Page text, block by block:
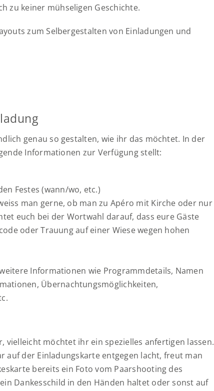
zu keiner mühseligen Geschichte.
zum Selbergestalten von Einladungen und
genau so gestalten, wie ihr das möchtet. In der
Informationen zur Verfügung stellt:
Festes (wann/wo, etc.)
man gerne, ob man zu Apéro mit Kirche oder nur
euch bei der Wortwahl darauf, dass eure Gäste
oder Trauung auf einer Wiese wegen hohen
Informationen wie Programmdetails, Namen
Übernachtungsmöglichkeiten,
vielleicht möchtet ihr ein spezielles anfertigen lassen.
auf der Einladungskarte entgegen lacht, freut man
bereits ein Foto vom Paarshooting des
Dankesschild in den Händen haltet oder sonst auf